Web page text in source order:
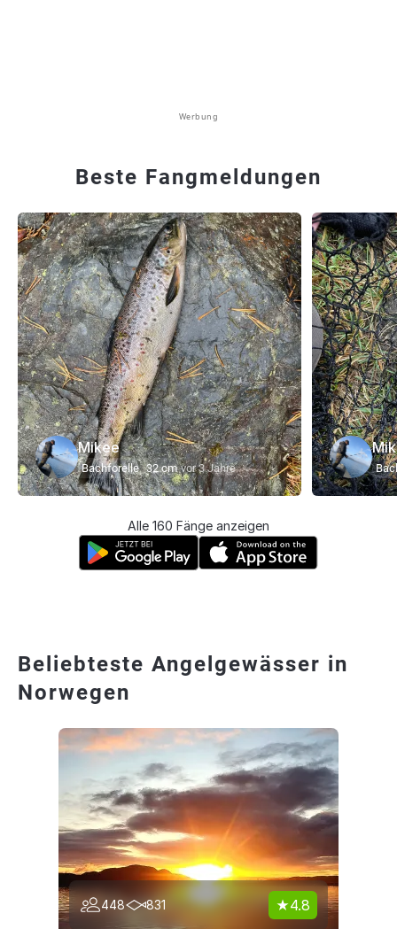
Werbung
Beste Fangmeldungen
Mikee
Bachforelle 32 cm vor 3 Jahre
Alle 160 Fänge anzeigen
Beliebteste Angelgewässer in
Norwegen
448 831 4.8